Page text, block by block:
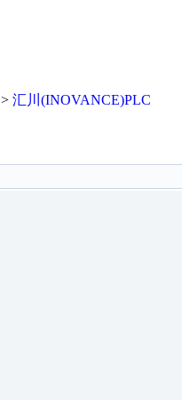
> 汇川(INOVANCE)PLC